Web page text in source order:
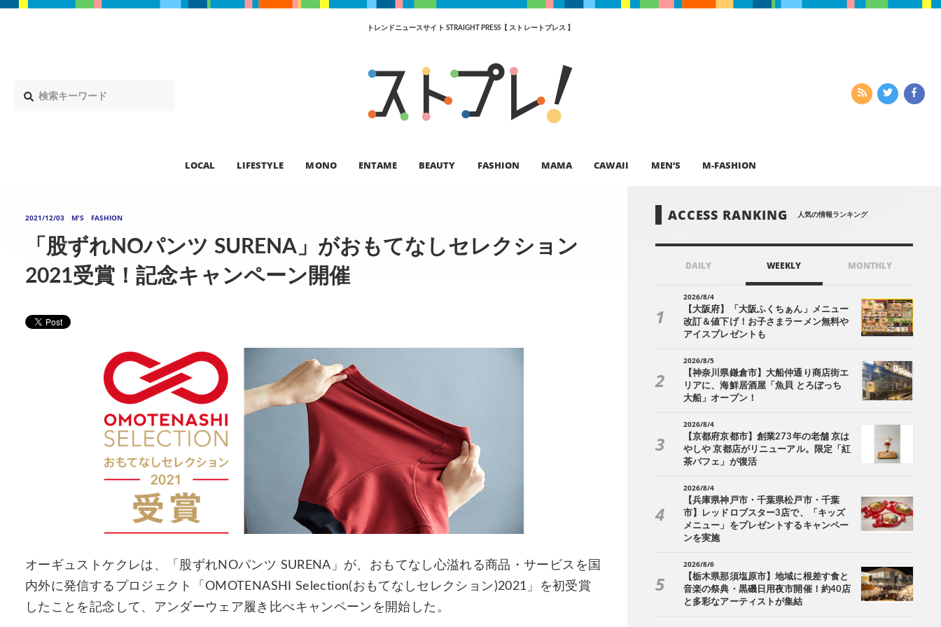
トレンドニュースサイト STRAIGHT PRESS【 ストレートプレス 】
LOCAL LIFESTYLE MONO ENTAME BEAUTY FASHION MAMA CAWAII MEN’S M-FASHION
2021/12/03 M'S FASHION
「股ずれNOパンツ SURENA」がおもてなしセレクション
2021受賞！記念キャンペーン開催
オーギュストケクレは、「股ずれNOパンツ SURENA」が、おもてなし心溢れる商品・サービスを国
内外に発信するプロジェクト「OMOTENASHI Selection(おもてなしセレクション)2021」を初受賞
したことを記念して、アンダーウェア履き比べキャンペーンを開始した。
ACCESS RANKING 人気の情報ランキング
DAILY WEEKLY MONTHLY
2026/8/4
【大阪府】「大阪ふくちぁん」メニュー
改訂＆値下げ！お子さまラーメン無料や
アイスプレゼントも
2026/8/5
【神奈川県鎌倉市】大船仲通り商店街エ
リアに、海鮮居酒屋「魚貝 とろぼっち
大船」オープン！
2026/8/4
【京都府京都市】創業273年の老舗 京は
やしや 京都店がリニューアル。限定「紅
茶パフェ」が復活
2026/8/4
【兵庫県神戸市・千葉県松戸市・千葉
市】レッドロブスター3店で、「キッズ
メニュー」をプレゼントするキャンペー
ンを実施
2026/8/6
【栃木県那須塩原市】地域に根差す食と
音楽の祭典・黒磯日用夜市開催！約40店
と多彩なアーティストが集結